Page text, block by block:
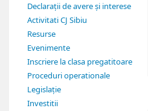
Declarații de avere și interese
Activitati CJ Sibiu
Resurse
Evenimente
Inscriere la clasa pregatitoare
Proceduri operationale
Legislație
Investitii